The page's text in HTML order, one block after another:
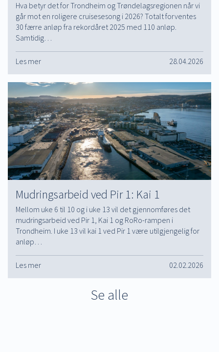
Hva betyr det for Trondheim og Trøndelagsregionen når vi
går mot en roligere cruisesesong i 2026? Totalt forventes
30 færre anløp fra rekordåret 2025 med 110 anløp.
Samtidig…
Les mer 28.04.2026
Mudringsarbeid ved Pir 1: Kai 1
Mellom uke 6 til 10 og i uke 13 vil det gjennomføres det
mudringsarbeid ved Pir 1, Kai 1 og RoRo-rampen i
Trondheim. I uke 13 vil kai 1 ved Pir 1 være utilgjengelig for
anløp…
Les mer 02.02.2026
Se alle